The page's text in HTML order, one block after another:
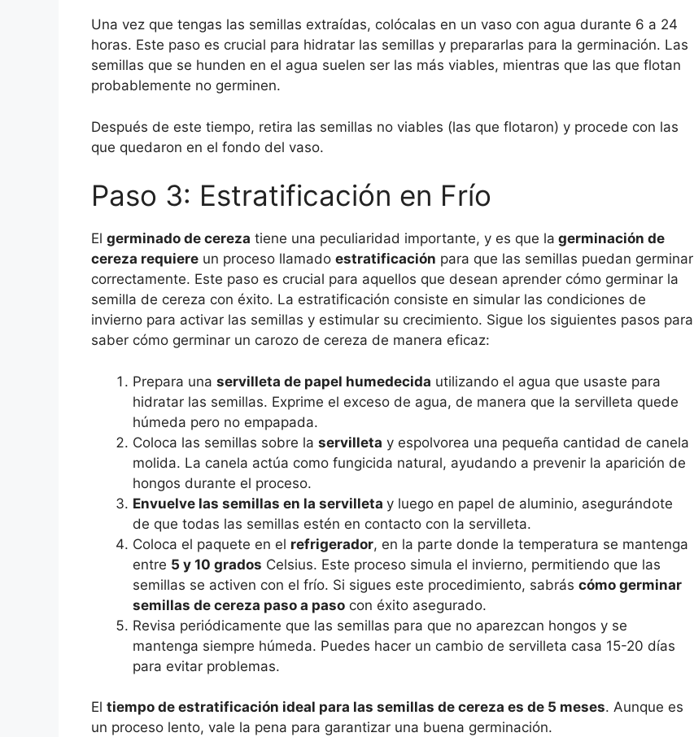
Una vez que tengas las semillas extraídas, colócalas en un vaso con agua durante 6 a 24
horas. Este paso es crucial para hidratar las semillas y prepararlas para la germinación. Las
semillas que se hunden en el agua suelen ser las más viables, mientras que las que flotan
probablemente no germinen.
Después de este tiempo, retira las semillas no viables (las que flotaron) y procede con las
que quedaron en el fondo del vaso.
Paso 3: Estratificación en Frío
El germinado de cereza tiene una peculiaridad importante, y es que la germinación de
cereza requiere un proceso llamado estratificación para que las semillas puedan germinar
correctamente. Este paso es crucial para aquellos que desean aprender cómo germinar la
semilla de cereza con éxito. La estratificación consiste en simular las condiciones de
invierno para activar las semillas y estimular su crecimiento. Sigue los siguientes pasos para
saber cómo germinar un carozo de cereza de manera eficaz:
Prepara una servilleta de papel humedecida utilizando el agua que usaste para
hidratar las semillas. Exprime el exceso de agua, de manera que la servilleta quede
húmeda pero no empapada.
Coloca las semillas sobre la servilleta y espolvorea una pequeña cantidad de canela
molida. La canela actúa como fungicida natural, ayudando a prevenir la aparición de
hongos durante el proceso.
Envuelve las semillas en la servilleta y luego en papel de aluminio, asegurándote
de que todas las semillas estén en contacto con la servilleta.
Coloca el paquete en el refrigerador, en la parte donde la temperatura se mantenga
entre 5 y 10 grados Celsius. Este proceso simula el invierno, permitiendo que las
semillas se activen con el frío. Si sigues este procedimiento, sabrás cómo germinar
semillas de cereza paso a paso con éxito asegurado.
Revisa periódicamente que las semillas para que no aparezcan hongos y se
mantenga siempre húmeda. Puedes hacer un cambio de servilleta casa 15-20 días
para evitar problemas.
El tiempo de estratificación ideal para las semillas de cereza es de 5 meses. Aunque es
un proceso lento, vale la pena para garantizar una buena germinación.